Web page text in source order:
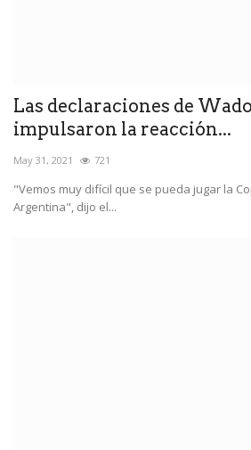
Las declaraciones de
impulsaron la reacción...
May 31, 2021 721
"Vemos muy difícil que se pueda jugar la
Argentina", dijo el...